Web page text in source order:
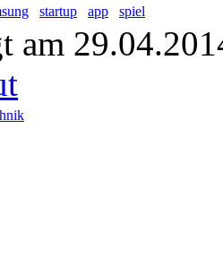
startup app spiel
am